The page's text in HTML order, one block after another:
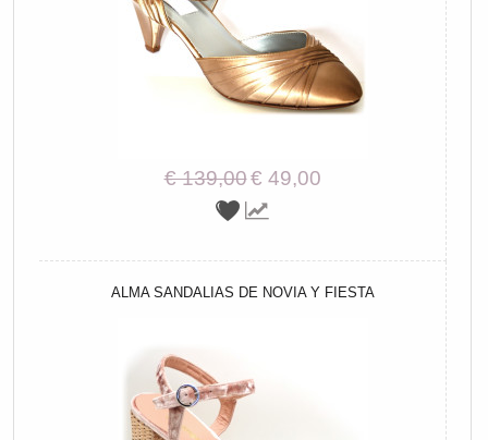
€ 139,00€ 49,00
ALMA SANDALIAS DE NOVIA Y FIESTA